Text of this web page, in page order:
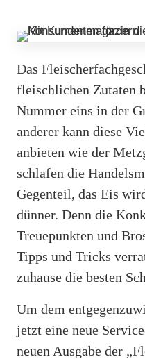
Das
fleischlichen Zutaten
Nummer eins in der
anderer kann diese
anbieten wie der
schlafen die
Gegenteil, das Eis
dünner. Denn die
Treuepunkten und
Tipps und Tricks
zuhause die besten
Um dem
jetzt eine neue
neuen Ausgabe der